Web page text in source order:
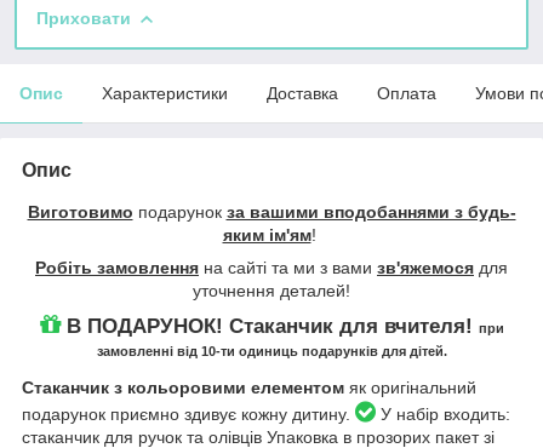
Приховати
Опис Характеристики Доставка Оплата Умови
Опис
Виготовимо подарунок за вашими вподобаннями з будь-
яким ім'ям!
Робіть замовлення на сайті та ми з вами зв'яжемося для
уточнення деталей!
В ПОДАРУНОК! Стаканчик для вчителя! при
замовленні від 10-ти одиниць подарунків для дітей.
Стаканчик з кольоровими елементом як оригінальний
подарунок приємно здивує кожну дитину.
У набір входить:
стаканчик для ручок та олівців Упаковка в прозорих пакет зі